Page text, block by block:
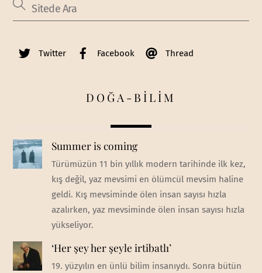
Twitter Facebook Thread
DOĞA-BİLİM
Summer is coming
Türümüzün 11 bin yıllık modern tarihinde ilk kez,
kış değil, yaz mevsimi en ölümcül mevsim haline
geldi. Kış mevsiminde ölen insan sayısı hızla
azalırken, yaz mevsiminde ölen insan sayısı hızla
yükseliyor.
‘Her şey her şeyle irtibatlı’
19. yüzyılın en ünlü bilim insanıydı. Sonra bütün